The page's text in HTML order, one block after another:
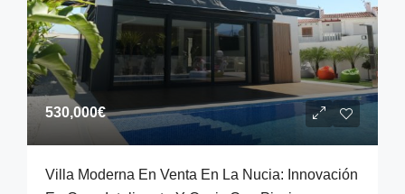
530,000€
Villa Moderna En Venta En La Nucia: Innovación